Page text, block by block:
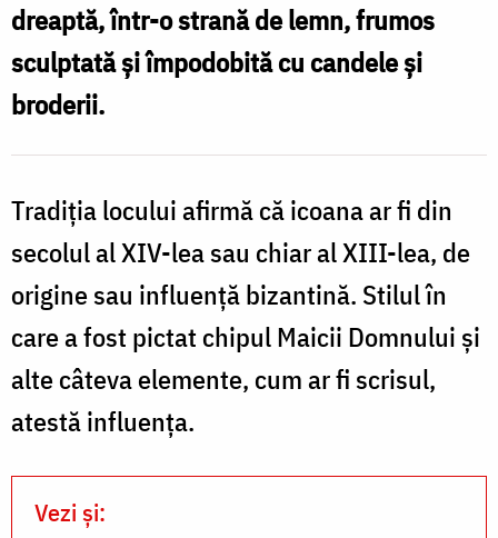
„Axionița”
de
la
/
Foto:
pr.
Silviu
Cluci
dreaptă, într-o strană de lemn, frumos
sculptată şi împodobită cu candele şi
broderii.
Tradiţia locului afirmă că icoana ar fi din
secolul al XIV-lea sau chiar al XIII-lea, de
origine sau influenţă bizantină. Stilul în
care a fost pictat chipul Maicii Domnului şi
alte câteva elemente, cum ar fi scrisul,
atestă influenţa.
Vezi și: